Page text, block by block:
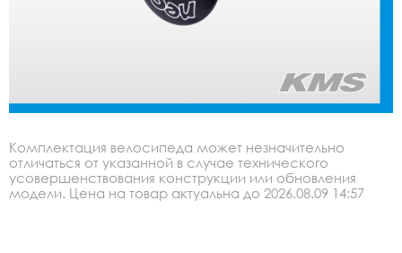
Комплектация велосипеда может незначительно
отличаться от указанной в случае технического
усовершенствования конструкции или обновления
модели. Цена на товар актуальна до 2026.08.09 14:57